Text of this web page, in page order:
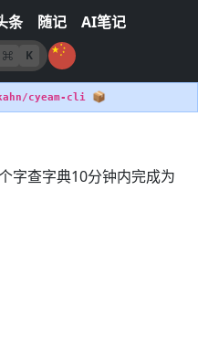
条 随记 AI笔记
K
cyeam-cli 📦
字查字典10分钟内完成为